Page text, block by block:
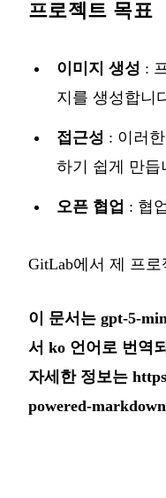
프로젝트 목표
이미지 생성 :
지를 생성합니
접근성 : 이러
하기 쉽게 만듭
오픈 협업 : 협
GitLab에서 제 프로
이 문서는 gpt-5-
서 ko 언어로 번역
자세한 정보는
powered-